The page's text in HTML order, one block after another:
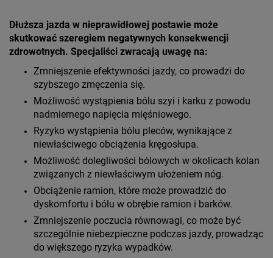
Dłuższa jazda w nieprawidłowej postawie może
skutkować szeregiem negatywnych konsekwencji
zdrowotnych. Specjaliści zwracają uwagę na:
Zmniejszenie efektywności jazdy, co prowadzi do
szybszego zmęczenia się.
Możliwość wystąpienia bólu szyi i karku z powodu
nadmiernego napięcia mięśniowego.
Ryzyko wystąpienia bólu pleców, wynikające z
niewłaściwego obciążenia kręgosłupa.
Możliwość dolegliwości bólowych w okolicach kolan
związanych z niewłaściwym ułożeniem nóg.
Obciążenie ramion, które może prowadzić do
dyskomfortu i bólu w obrębie ramion i barków.
Zmniejszenie poczucia równowagi, co może być
szczególnie niebezpieczne podczas jazdy, prowadząc
do większego ryzyka wypadków.